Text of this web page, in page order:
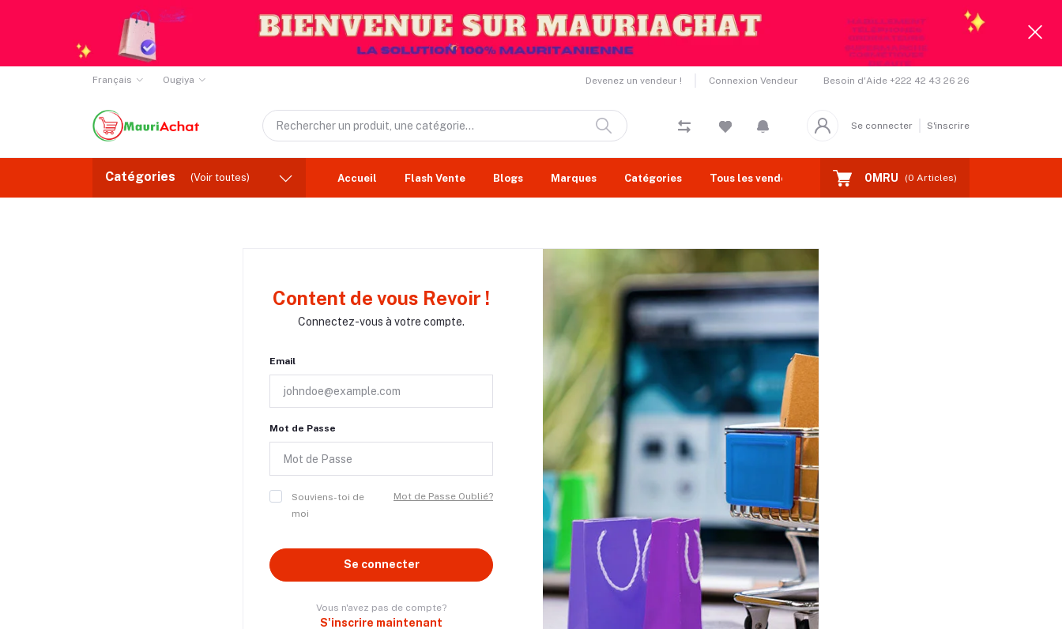
Français Ougiya Devenez un vendeur ! Connexion Vendeur Besoin d'Aide +222 42 43 26 26
Se connecter S'inscrire
Catégories (Voir toutes) Accueil Flash Vente Blogs Marques Catégories Tous les vendeurs Coupons Deal de la Semaine
0MRU (0 Articles)
Content de vous Revoir !
Connectez-vous à votre compte.
Email
Mot de Passe
Souviens-toi de
moi
Mot de Passe Oublié?
Se connecter
Vous n'avez pas de compte?
S'inscrire maintenant